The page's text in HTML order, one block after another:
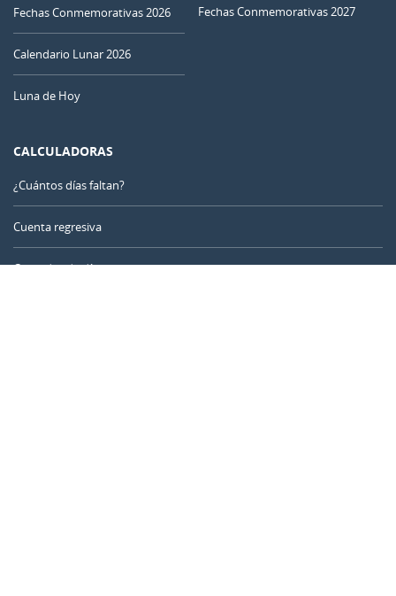
Fechas Conmemorativas 2026
Calendario Lunar 2026
Luna de Hoy
Fechas Conmemorativas 2027
CALCULADORAS
¿Cuántos días faltan?
Cuenta regresiva
Contador de días